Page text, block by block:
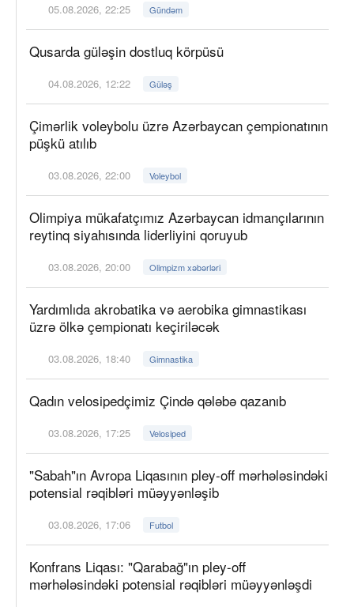
05.08.2026, 22:25 Gündəm
Qusarda güləşin dostluq körpüsü
04.08.2026, 12:22 Güləş
Çimərlik voleybolu üzrə Azərbaycan çempionatının
püşkü atılıb
03.08.2026, 22:00 Voleybol
Olimpiya mükafatçımız Azərbaycan idmançılarının
reytinq siyahısında liderliyini qoruyub
03.08.2026, 20:00 Olimpizm xəbərləri
Yardımlıda akrobatika və aerobika gimnastikası
üzrə ölkə çempionatı keçiriləcək
03.08.2026, 18:40 Gimnastika
Qadın velosipedçimiz Çində qələbə qazanıb
03.08.2026, 17:25 Velosiped
"Sabah"ın Avropa Liqasının pley-off mərhələsindəki
potensial rəqibləri müəyyənləşib
03.08.2026, 17:06 Futbol
Konfrans Liqası: "Qarabağ"ın pley-off
mərhələsindəki potensial rəqibləri müəyyənləşdi